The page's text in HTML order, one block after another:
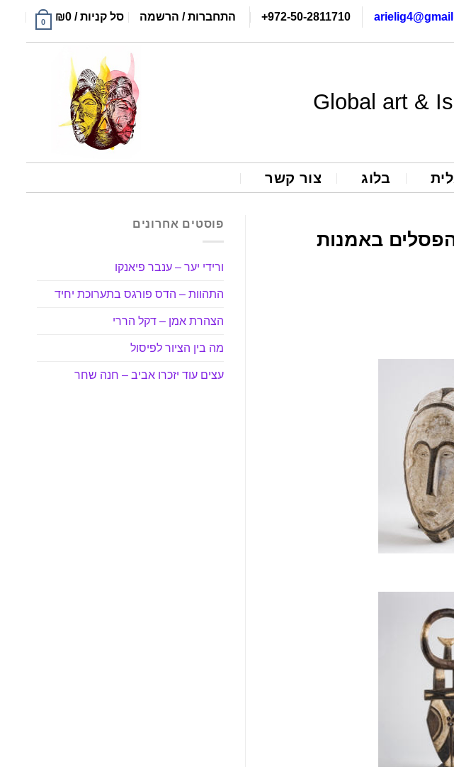
+972-50-2811710 התחברות / הרשמה סל קניות / ₪0
0
Global art &
בלוג צור קשר
באמנות
פוסטים אחרונים
ורידי יער – ענבר פיאנקו
התהוות – הדס פורגס בתערוכת יחיד
הצהרת אמן – דקל הררי
מה בין הציור לפיסול
עצים עוד יזכרו אביב – חנה שחר